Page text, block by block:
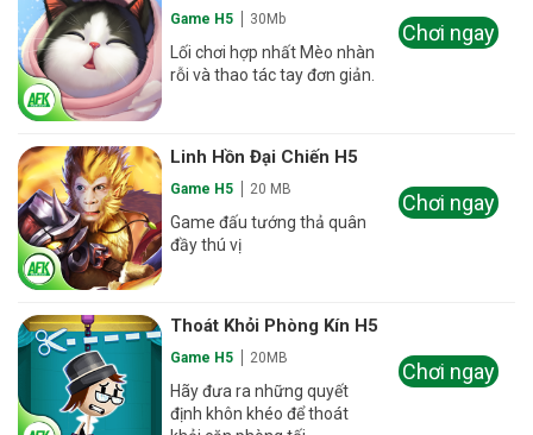
Game H5 30Mb
Lối chơi hợp nhất Mèo nhàn
rỗi và thao tác tay đơn giản.
Chơi ngay
Linh Hồn Đại Chiến H5
Game H5 20 MB
Game đấu tướng thả quân
đầy thú vị
Chơi ngay
Thoát Khỏi Phòng Kín H5
Game H5 20MB
Hãy đưa ra những quyết
định khôn khéo để thoát
Chơi ngay